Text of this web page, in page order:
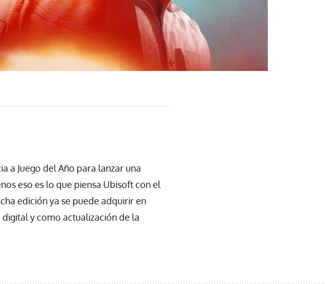
a Juego del Año para lanzar una
eso es lo que piensa Ubisoft con el
edición ya se puede adquirir en
y como actualización de la